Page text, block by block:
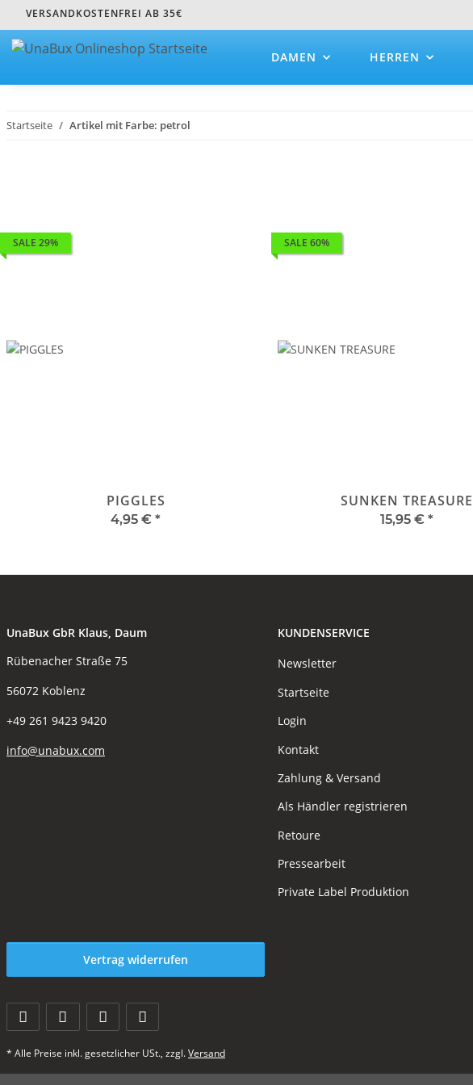
VERSANDKOSTENFREI AB 35€
DAMEN HERREN
Startseite Artikel mit Farbe: petrol
SALE 29%
PIGGLES
4,95 € *
SALE 60%
SUNKEN TREASURE
15,95 € *
UnaBux GbR Klaus, Daum
Rübenacher Straße 75
56072 Koblenz
+49 261 9423 9420
info@unabux.com
KUNDENSERVICE
Newsletter
Startseite
Login
Kontakt
Zahlung & Versand
Als Händler registrieren
Retoure
Pressearbeit
Private Label Produktion
Vertrag widerrufen
* Alle Preise inkl. gesetzlicher USt., zzgl.Versand